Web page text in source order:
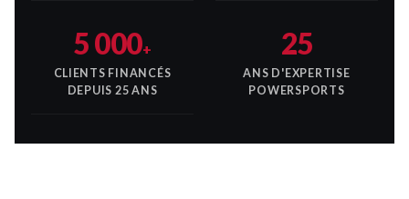
5 000+
CLIENTS FINANCÉS
DEPUIS 25 ANS
25
ANS D'EXPERTISE
POWERSPORTS